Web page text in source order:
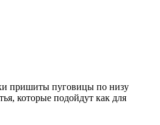
пришиты пуговицы по низу
которые подойдут как для